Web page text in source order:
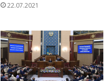
22.07.2021